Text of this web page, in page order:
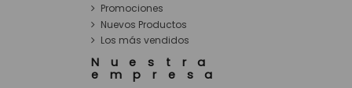
Promociones
Nuevos Productos
Los más vendidos
Nuestra
empresa